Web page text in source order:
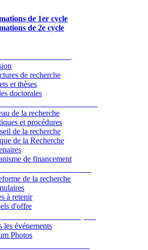
de 1er cycle
de 2e cycle
de recherche
et thèses
doctorales
de la recherche
et procédures
de la recherche
de la Recherche
de financement
de la recherche
à retenir
d'offre
les événements
Photos